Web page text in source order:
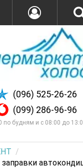
(096) 525-26-26
(099) 286-96-96
по будням и с 08:00 до